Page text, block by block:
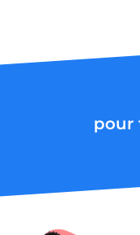
pour